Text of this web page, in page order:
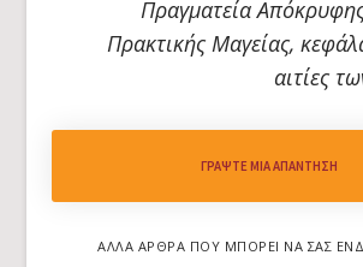
Πραγματεία Απόκρυφης
Πρακτικής Μαγείας,
αιτίες
ΓΡΆΨΤΕ ΜΙΑ ΑΠΆΝΤΗΣΗ
ΆΛΛΑ ΆΡΘΡΑ ΠΟΥ ΜΠΟΡΕΊ ΝΑ ΣΑΣ